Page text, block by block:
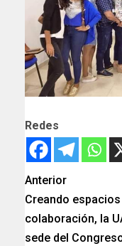
Redes
Anterior
Creando
colaboración, la
sede del